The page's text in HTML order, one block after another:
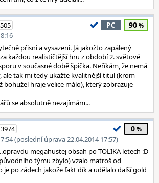
PC 90
přísní a vysazení. Já jakožto zapálený
každou realističtější hru z období 2. světové
v současné době špička. Neříkám, že nemá
ale tak mi tedy ukažte kvalitnější titul (krom
bohužel hraje velice málo), který zobrazuje
se absolutně nezajímám...
3974
(poslední úprava 22.04.2014 17:57)
0
megahustej obsah po TOLIKA letech :D
týmu zbylo) vzalo matroš od
je po zádech jakože fakt dík a udělalo další gold